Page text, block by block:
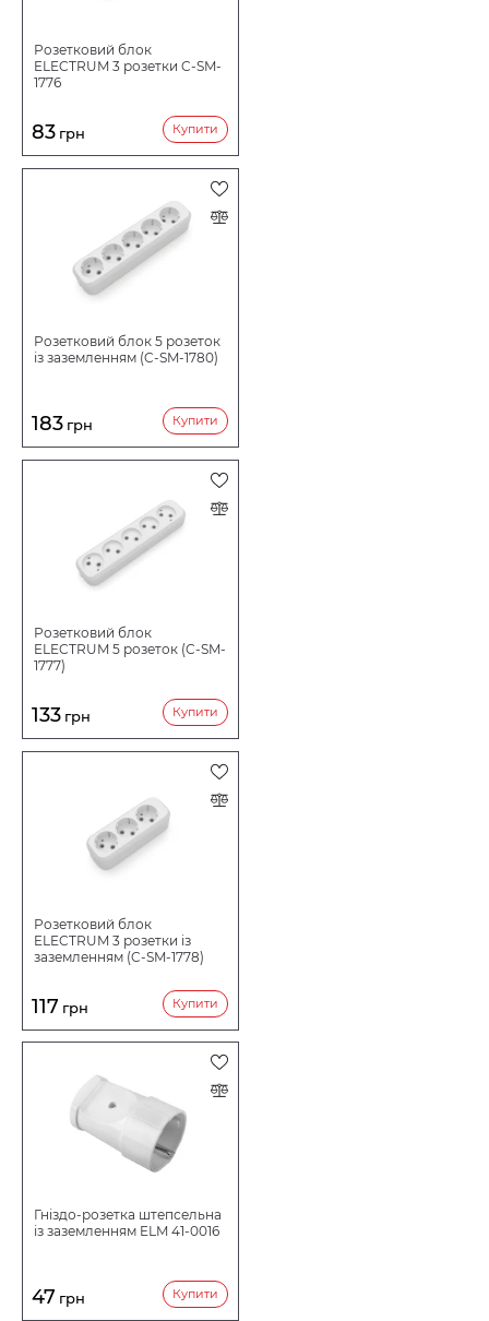
Розетковий блок
ELECTRUM 3 розетки C-SM-
1776
83 грн Купити
Розетковий блок 5 розеток
із заземленням (C-SM-1780)
183 грн Купити
Розетковий блок
ELECTRUM 5 розеток (C-SM-
1777)
133 грн Купити
Розетковий блок
ELECTRUM 3 розетки із
заземленням (C-SM-1778)
117 грн Купити
Гніздо-розетка штепсельна
із заземленням ELM 41-0016
47 грн Купити